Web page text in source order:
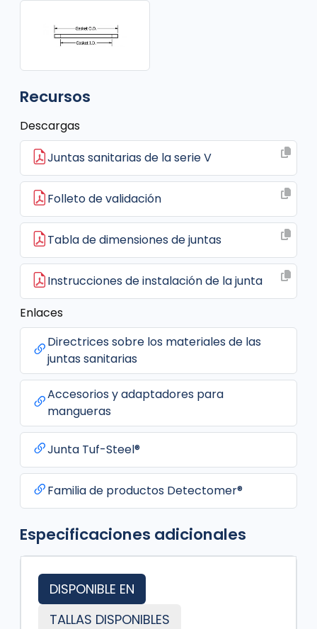
Recursos
Descargas
Juntas sanitarias de la serie V
Folleto de validación
Tabla de dimensiones de juntas
Instrucciones de instalación de la junta
Enlaces
Directrices sobre los materiales de las
juntas sanitarias
Accesorios y adaptadores para
mangueras
Junta Tuf-Steel®
Familia de productos Detectomer®
Especificaciones adicionales
DISPONIBLE EN
TALLAS DISPONIBLES